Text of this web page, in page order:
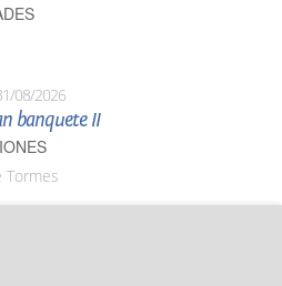
08/2026
banquete II
Tormes